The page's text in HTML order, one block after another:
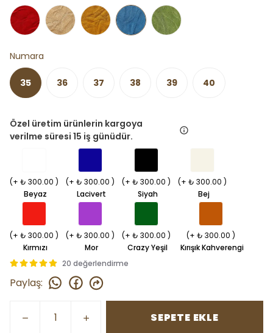
Numara
35 36 37 38 39 40
Özel üretim ürünlerin kargoya
verilme süresi 15 iş günüdür.
(+ ₺ 300.00 )
Beyaz
(+ ₺ 300.00 )
Lacivert
(+ ₺ 300.00 )
Siyah
(+ ₺ 300.00 )
Bej
(+ ₺ 300.00 )
Kırmızı
(+ ₺ 300.00 )
Mor
(+ ₺ 300.00 )
Crazy Yeşil
(+ ₺ 300.00 )
Kırışık Kahverengi
20 değerlendirme
Paylaş:
SEPETE EKLE